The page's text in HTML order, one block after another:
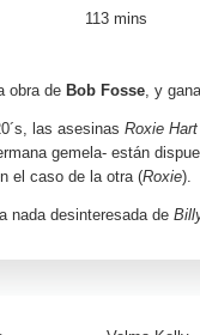
113 mins
obra de Bob Fosse, y
las asesinas Roxie Hart
gemela- están
el caso de la otra (Roxie).
nada desinteresada de